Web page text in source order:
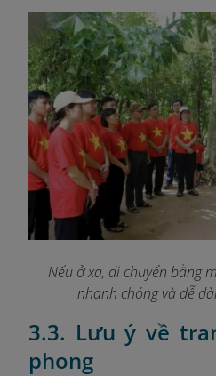
Nếu ở xa, di chuyển bằng
nhanh chóng và dễ
3.3. Lưu ý về
phong